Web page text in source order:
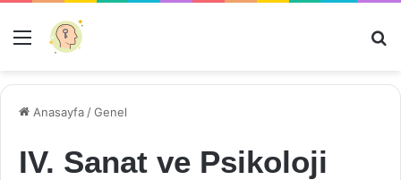
Menü
Anasayfa /Genel
IV. Sanat ve Psikoloji